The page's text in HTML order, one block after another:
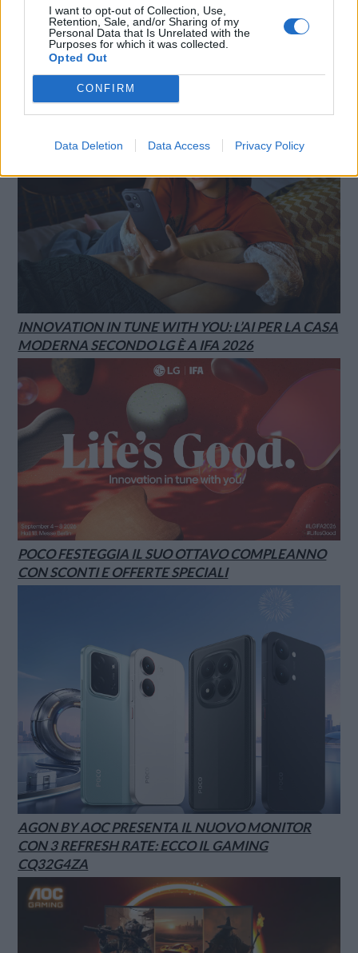
I want to opt-out of Collection, Use,
Retention, Sale, and/or Sharing of my
Personal Data that Is Unrelated with the
Purposes for which it was collected.
Opted Out
CONFIRM
Data Deletion Data Access Privacy Policy
SMARTPHONE E NON SOLO: TECNOGAZZETTA
XIAOMI PRESENTA I NUOVI REDMI 17 SERIES,
FOCUS SU AUTONOMIA E INTRATTENIMENTO
INNOVATION IN TUNE WITH YOU: L’AI PER LA CASA
MODERNA SECONDO LG È A IFA 2026
POCO FESTEGGIA IL SUO OTTAVO COMPLEANNO
CON SCONTI E OFFERTE SPECIALI
AGON BY AOC PRESENTA IL NUOVO MONITOR
CON 3 REFRESH RATE: ECCO IL GAMING
CQ32G4ZA